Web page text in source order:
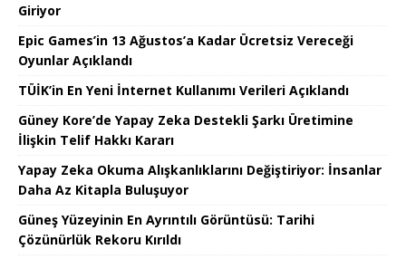
Giriyor
Epic Games’in 13 Ağustos’a Kadar Ücretsiz Vereceği
Oyunlar Açıklandı
TÜİK’in En Yeni İnternet Kullanımı Verileri Açıklandı
Güney Kore’de Yapay Zeka Destekli Şarkı Üretimine
İlişkin Telif Hakkı Kararı
Yapay Zeka Okuma Alışkanlıklarını Değiştiriyor: İnsanlar
Daha Az Kitapla Buluşuyor
Güneş Yüzeyinin En Ayrıntılı Görüntüsü: Tarihi
Çözünürlük Rekoru Kırıldı